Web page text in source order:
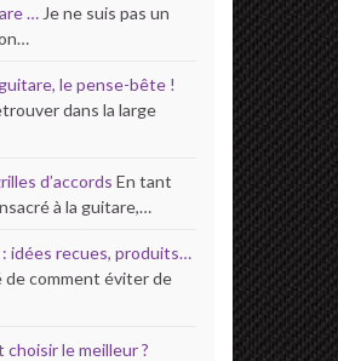
… Je ne suis pas un
le pense-bête !
dans la large
d’accords En tant
à la guitare,…
idées recues, produits…
comment éviter de
le meilleur ?